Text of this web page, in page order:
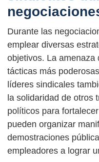
Durante las
emplear diversas
objetivos. La amenaza
tácticas más
líderes sindicales
la solidaridad de otros
políticos para
pueden organizar
demostraciones
empleadores a lograr